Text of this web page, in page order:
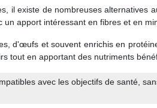
il existe de nombreuses alternatives
apport intéressant en fibres et en
d'œufs et souvent enrichis en
tout en apportant des nutriments
avec les objectifs de santé,